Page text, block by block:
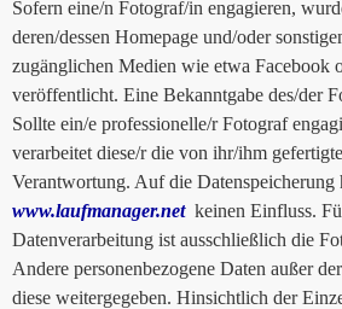
Sofern eine/n Fotograf/in engagieren,
deren/dessen Homepage und/oder
zugänglichen Medien wie etwa Facebook
veröffentlicht. Eine Bekanntgabe des/der
Sollte ein/e professionelle/r Fotograf
verarbeitet diese/r die von ihr/ihm
Verantwortung. Auf die Datenspeicherung
www.laufmanager.netkeinen Einfluss.
Datenverarbeitung ist ausschließlich die
Andere personenbezogene Daten außer
diese weitergegeben. Hinsichtlich der